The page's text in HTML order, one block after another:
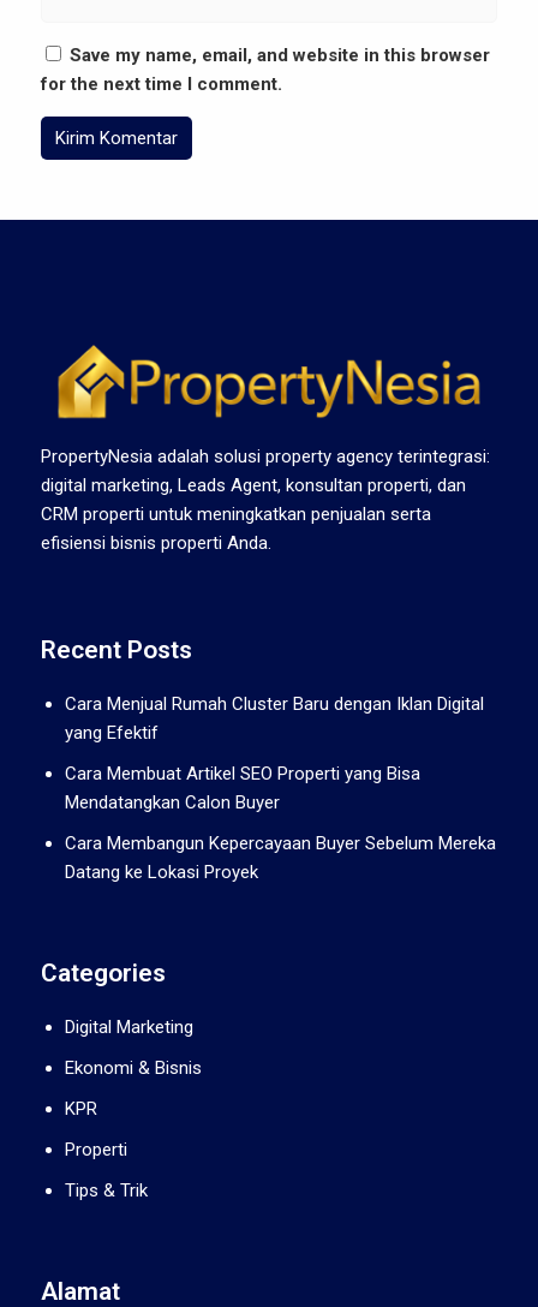
Save my name, email, and website in this browser
for the next time I comment.
PropertyNesia adalah solusi property agency terintegrasi:
digital marketing, Leads Agent, konsultan properti, dan
CRM properti untuk meningkatkan penjualan serta
efisiensi bisnis properti Anda.
Recent Posts
Cara Menjual Rumah Cluster Baru dengan Iklan Digital
yang Efektif
Cara Membuat Artikel SEO Properti yang Bisa
Mendatangkan Calon Buyer
Cara Membangun Kepercayaan Buyer Sebelum Mereka
Datang ke Lokasi Proyek
Categories
Digital Marketing
Ekonomi & Bisnis
KPR
Properti
Tips & Trik
Alamat